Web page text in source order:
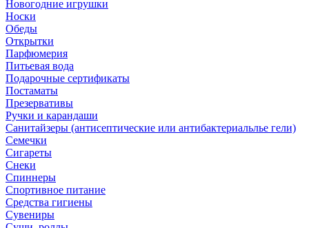
Новогодние игрушки
Носки
Обеды
Открытки
Парфюмерия
Питьевая вода
Подарочные сертификаты
Постаматы
Презервативы
Ручки и карандаши
Санитайзеры (антисептические или антибактериальлье гели)
Семечки
Сигареты
Снеки
Спиннеры
Спортивное питание
Средства гигиены
Сувениры